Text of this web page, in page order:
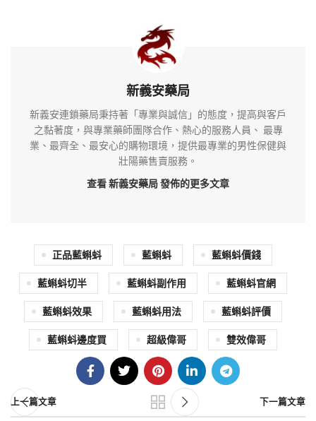
新義安藥局
新義安連鎖藥局秉持著「專業與誠信」的態度，提高與客戶
之黏著度，與專業藥師團隊合作、熱心的服務人員、 最專
業、最齊全、最安心的購物環境，提供最專業的男性保健與
壯陽藥售賣服務。
查看 新義安藥局發佈的更多文章
正品藍蝌蚪 藍蝌蚪 藍蝌蚪價錢
藍蝌蚪切半 藍蝌蚪副作用 藍蝌蚪官網
藍蝌蚪效果 藍蝌蚪用法 藍蝌蚪評價
藍蝌蚪邊度買 超級偉哥 雙效偉哥
上一篇文章 下一篇文章